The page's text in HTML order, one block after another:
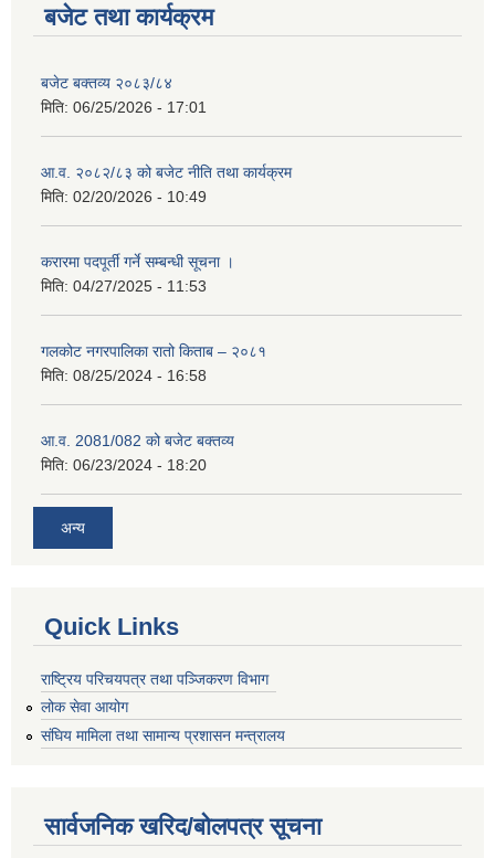
बजेट तथा कार्यक्रम
बजेट बक्तव्य २०८३/८४
मिति: 06/25/2026 - 17:01
आ.व. २०८२/८३ को बजेट नीति तथा कार्यक्रम
मिति: 02/20/2026 - 10:49
करारमा पदपूर्ती गर्ने सम्बन्धी सूचना ।
मिति: 04/27/2025 - 11:53
गलकोट नगरपालिका रातो किताब – २०८१
मिति: 08/25/2024 - 16:58
आ.व. 2081/082 को बजेट बक्तव्य
मिति: 06/23/2024 - 18:20
अन्य
Quick Links
राष्ट्रिय परिचयपत्र तथा पञ्जिकरण विभाग
लोक सेवा आयोग
संघिय मामिला तथा सामान्य प्रशासन मन्त्रालय
सार्वजनिक खरिद/बोलपत्र सूचना